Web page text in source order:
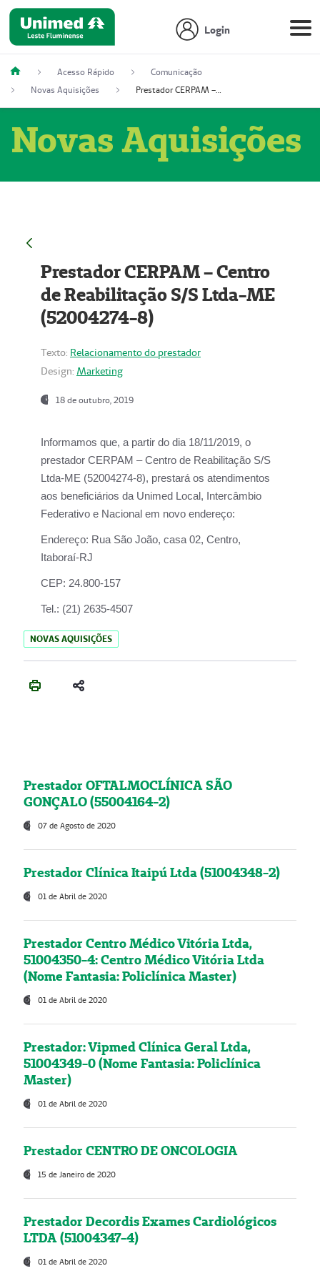
Login
Acesso Rápido
Comunicação
Novas Aquisições
Prestador CERPAM – Centro de Reabilitação S/S Ltda-ME (52004274-8)
Novas Aquisições
Prestador CERPAM – Centro
de Reabilitação S/S Ltda-ME
(52004274-8)
Texto: Relacionamento do prestador
Design: Marketing
18 de outubro, 2019
Informamos que, a partir do dia 18/11/2019, o
prestador CERPAM – Centro de Reabilitação S/S
Ltda-ME (52004274-8), prestará os atendimentos
aos beneficiários da Unimed Local, Intercâmbio
Federativo e Nacional em novo endereço:
Endereço: Rua São João, casa 02, Centro,
Itaboraí-RJ
CEP: 24.800-157
Tel.: (21) 2635-4507
NOVAS AQUISIÇÕES
Prestador OFTALMOCLÍNICA SÃO
GONÇALO (55004164-2)
07 de Agosto de 2020
Prestador Clínica Itaipú Ltda (51004348-2)
01 de Abril de 2020
Prestador Centro Médico Vitória Ltda,
51004350-4: Centro Médico Vitória Ltda
(Nome Fantasia: Policlínica Master)
01 de Abril de 2020
Prestador: Vipmed Clínica Geral Ltda,
51004349-0 (Nome Fantasia: Policlínica
Master)
01 de Abril de 2020
Prestador CENTRO DE ONCOLOGIA
15 de Janeiro de 2020
Prestador Decordis Exames Cardiológicos
LTDA (51004347-4)
01 de Abril de 2020